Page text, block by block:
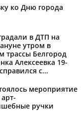
ко Дню города
в ДТП на
утром в
трассы Белгород
Алексеевка 19-
с...
мероприятие
ручки